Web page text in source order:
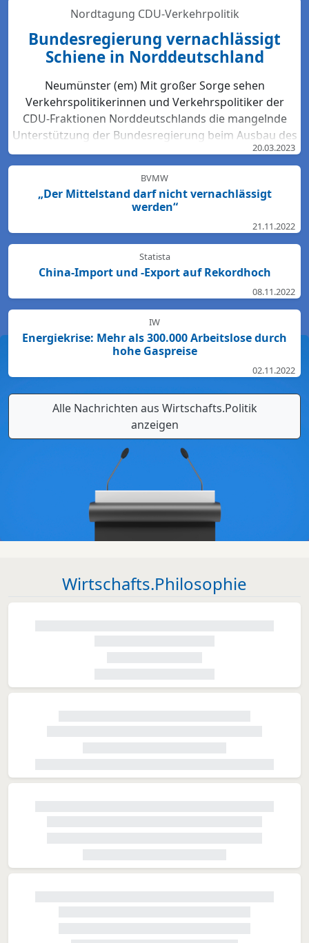
Nordtagung CDU-Verkehrpolitik
Bundesregierung vernachlässigt
Schiene in Norddeutschland
Neumünster (em) Mit großer Sorge sehen
Verkehrspolitikerinnen und Verkehrspolitiker der
CDU-Fraktionen Norddeutschlands die mangelnde
Unterstützung der Bundesregierung beim Ausbau des
Bahn-Netzes. Hartmut Bodeit, mobilitätspolitischer
Sprecher der bremischen CDUBürgerschaftsfraktion,
betont: „Die neuesten Bewertungen der DB Netz AG
lassen keinen Zweifel: Das Schienennetz ist in der
nirgendwo sonst in Deutschland. Für den Start des
Deutschlandtick...
20.03.2023
BVMW
„Der Mittelstand darf nicht vernachlässigt
werden“
21.11.2022
Statista
China-Import und -Export auf Rekordhoch
08.11.2022
IW
Energiekrise: Mehr als 300.000 Arbeitslose durch
hohe Gaspreise
02.11.2022
Alle Nachrichten aus Wirtschafts.Politik
anzeigen
Wirtschafts.Philosophie